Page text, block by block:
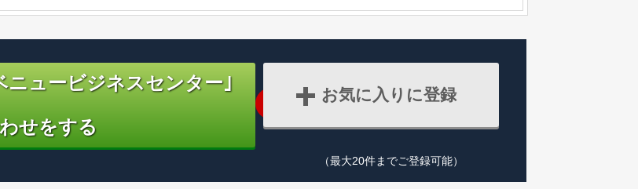
ニュービジネスセンター｣
せをする
お気に入りに登録
（最大20件までご登録可能）